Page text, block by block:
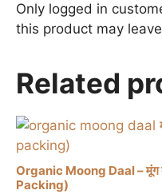
Only logged in
this product may
Related
Organic Moong Daal –
Packing)